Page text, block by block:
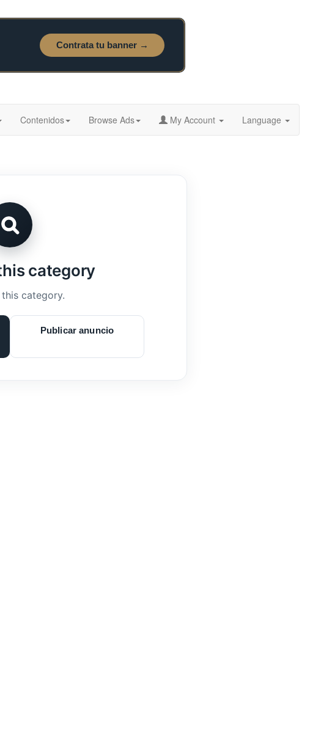
Contenidos Browse Ads My Account Language
category
category.
Publicar anuncio